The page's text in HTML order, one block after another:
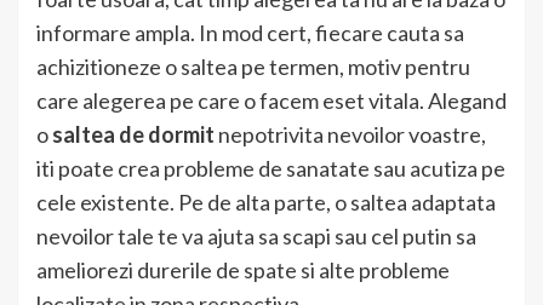
informare ampla. In mod cert, fiecare cauta sa
achizitioneze o saltea pe termen, motiv pentru
care alegerea pe care o facem eset vitala. Alegand
osaltea de dormit nepotrivita nevoilor voastre,
iti poate crea probleme de sanatate sau acutiza pe
cele existente. Pe de alta parte, o saltea adaptata
nevoilor tale te va ajuta sa scapi sau cel putin sa
ameliorezi durerile de spate si alte probleme